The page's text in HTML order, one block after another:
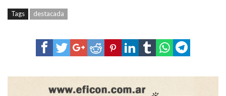
Tags destacada